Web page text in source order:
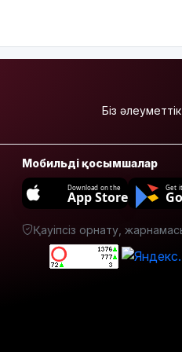
жатқан
үйден
қойылатын
талаптар
өзгереді
Доллар
құны 470
теңгеден
Біз
Мобильді қосымшалар
Download on the
App Store
Get
Қауіпсіз орнату,